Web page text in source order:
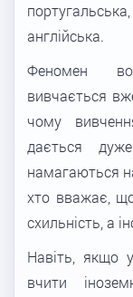
англійська.
Феномен
вивчається
чому
дається
намагаються
хто вважає,
схильність, а
Навіть, якщо
вчити